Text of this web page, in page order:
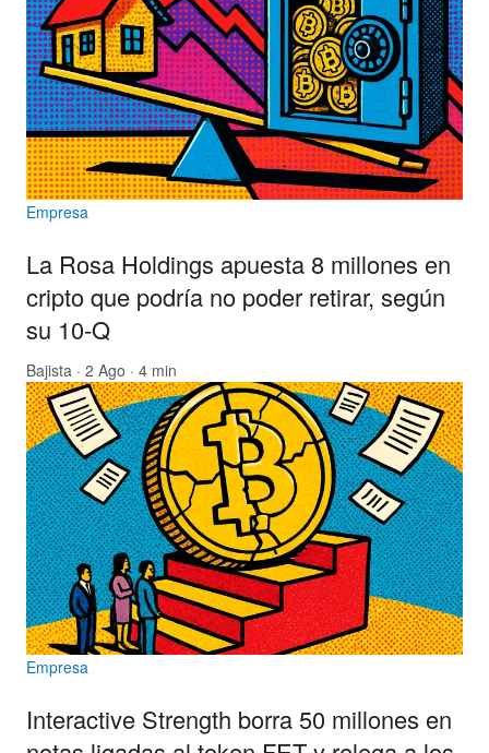
Empresa
La Rosa Holdings apuesta 8 millones en
cripto que podría no poder retirar, según
su 10-Q
Bajista · 2 Ago · 4 min
Empresa
Interactive Strength borra 50 millones en